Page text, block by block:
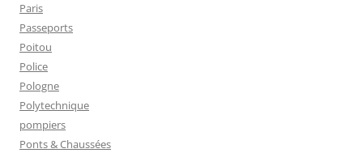
Paris
Passeports
Poitou
Police
Pologne
Polytechnique
pompiers
Ponts & Chaussées